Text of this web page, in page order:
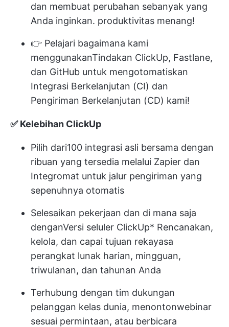
dan membuat perubahan sebanyak yang
Anda inginkan. produktivitas menang!
👉 Pelajari bagaimana kami
menggunakanTindakan ClickUp, Fastlane,
dan GitHub untuk mengotomatiskan
Integrasi Berkelanjutan (CI) dan
Pengiriman Berkelanjutan (CD) kami!
✅ Kelebihan ClickUp
Pilih dari100 integrasi asli bersama dengan
ribuan yang tersedia melalui Zapier dan
Integromat untuk jalur pengiriman yang
sepenuhnya otomatis
Selesaikan pekerjaan dan di mana saja
denganVersi seluler ClickUp* Rencanakan,
kelola, dan capai tujuan rekayasa
perangkat lunak harian, mingguan,
triwulanan, dan tahunan Anda
Terhubung dengan tim dukungan
pelanggan kelas dunia, menontonwebinar
sesuai permintaan, atau berbicara